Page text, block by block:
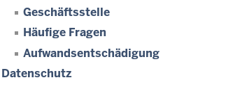
Geschäftsstelle
Häufige Fragen
Aufwandsentschädigung
Datenschutz